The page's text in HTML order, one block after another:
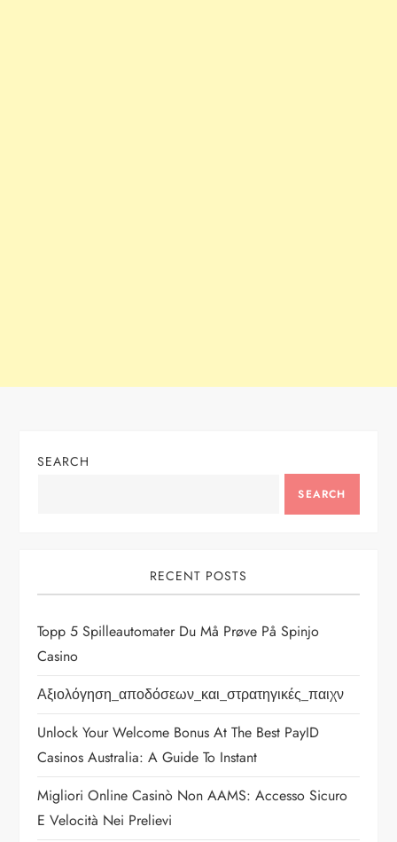
SEARCH
SEARCH
RECENT POSTS
Topp 5 Spilleautomater Du Må Prøve På Spinjo
Casino
Αξιολόγηση_αποδόσεων_και_στρατηγικές_παιχν
Unlock Your Welcome Bonus At The Best PayID
Casinos Australia: A Guide To Instant
Migliori Online Casinò Non AAMS: Accesso Sicuro
E Velocità Nei Prelievi